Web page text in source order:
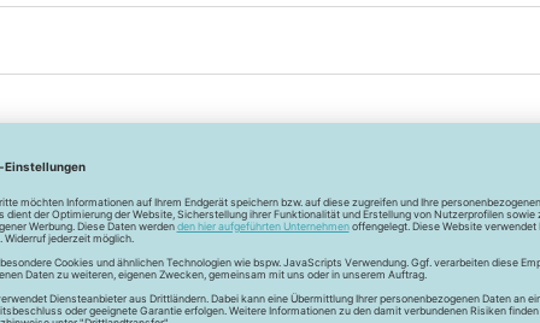
wird.
unter 0,5m.
Entdeckemehr Artikel